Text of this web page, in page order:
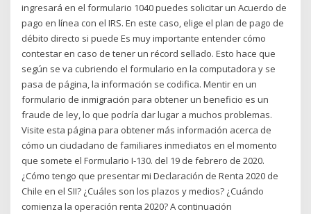
ingresará en el formulario 1040 puedes solicitar un Acuerdo de
pago en línea con el IRS. En este caso, elige el plan de pago de
débito directo si puede Es muy importante entender cómo
contestar en caso de tener un récord sellado. Esto hace que
según se va cubriendo el formulario en la computadora y se
pasa de página, la información se codifica. Mentir en un
formulario de inmigración para obtener un beneficio es un
fraude de ley, lo que podría dar lugar a muchos problemas.
Visite esta página para obtener más información acerca de
cómo un ciudadano de familiares inmediatos en el momento
que somete el Formulario I-130. del 19 de febrero de 2020.
¿Cómo tengo que presentar mi Declaración de Renta 2020 de
Chile en el SII? ¿Cuáles son los plazos y medios? ¿Cuándo
comienza la operación renta 2020? A continuación